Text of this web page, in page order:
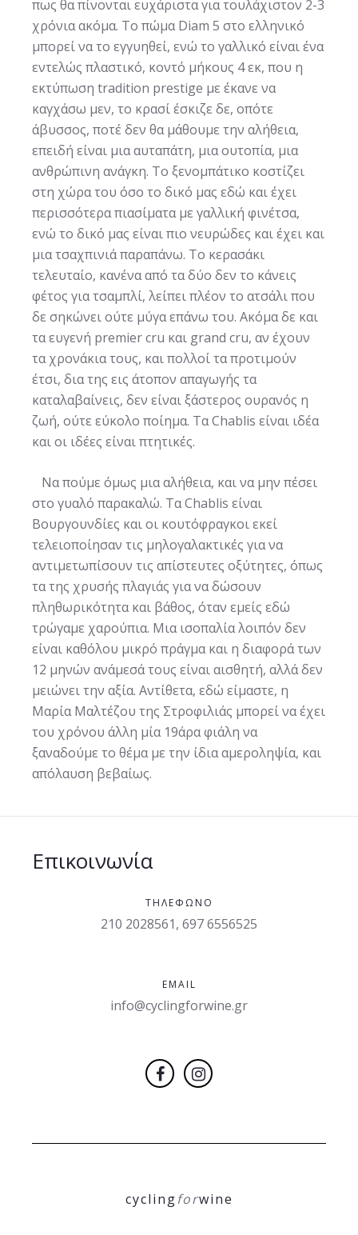
πως θα πίνονται ευχάριστα για τουλάχιστον 2-3
χρόνια ακόμα. Το πώμα Diam 5 στο ελληνικό
μπορεί να το εγγυηθεί, ενώ το γαλλικό είναι ένα
εντελώς πλαστικό, κοντό μήκους 4 εκ, που η
εκτύπωση tradition prestige με έκανε να
καγχάσω μεν, το κρασί έσκιζε δε, οπότε
άβυσσος, ποτέ δεν θα μάθουμε την αλήθεια,
επειδή είναι μια αυταπάτη, μια ουτοπία, μια
ανθρώπινη ανάγκη. Το ξενομπάτικο κοστίζει
στη χώρα του όσο το δικό μας εδώ και έχει
περισσότερα πιασίματα με γαλλική φινέτσα,
ενώ το δικό μας είναι πιο νευρώδες και έχει και
μια τσαχπινιά παραπάνω. Το κερασάκι
τελευταίο, κανένα από τα δύο δεν το κάνεις
φέτος για τσαμπλί, λείπει πλέον το ατσάλι που
δε σηκώνει ούτε μύγα επάνω του. Ακόμα δε και
τα ευγενή premier cru και grand cru, αν έχουν
τα χρονάκια τους, και πολλοί τα προτιμούν
έτσι, δια της εις άτοπον απαγωγής τα
καταλαβαίνεις, δεν είναι ξάστερος ουρανός η
ζωή, ούτε εύκολο ποίημα. Τα Chablis είναι ιδέα
και οι ιδέες είναι πτητικές.
Να πούμε όμως μια αλήθεια, και να μην πέσει
στο γυαλό παρακαλώ. Τα Chablis είναι
Βουργουνδίες και οι κουτόφραγκοι εκεί
τελειοποίησαν τις μηλογαλακτικές για να
αντιμετωπίσουν τις απίστευτες οξύτητες, όπως
τα της χρυσής πλαγιάς για να δώσουν
πληθωρικότητα και βάθος, όταν εμείς εδώ
τρώγαμε χαρούπια. Μια ισοπαλία λοιπόν δεν
είναι καθόλου μικρό πράγμα και η διαφορά των
12 μηνών ανάμεσά τους είναι αισθητή, αλλά δεν
μειώνει την αξία. Αντίθετα, εδώ είμαστε, η
Μαρία Μαλτέζου της Στροφιλιάς μπορεί να έχει
του χρόνου άλλη μία 19άρα φιάλη να
ξαναδούμε το θέμα με την ίδια αμεροληψία, και
απόλαυση βεβαίως.
Επικοινωνία
ΤΗΛΈΦΩΝΟ
210 2028561, 697 6556525
EMAIL
info@cyclingforwine.gr
cyclingforwine